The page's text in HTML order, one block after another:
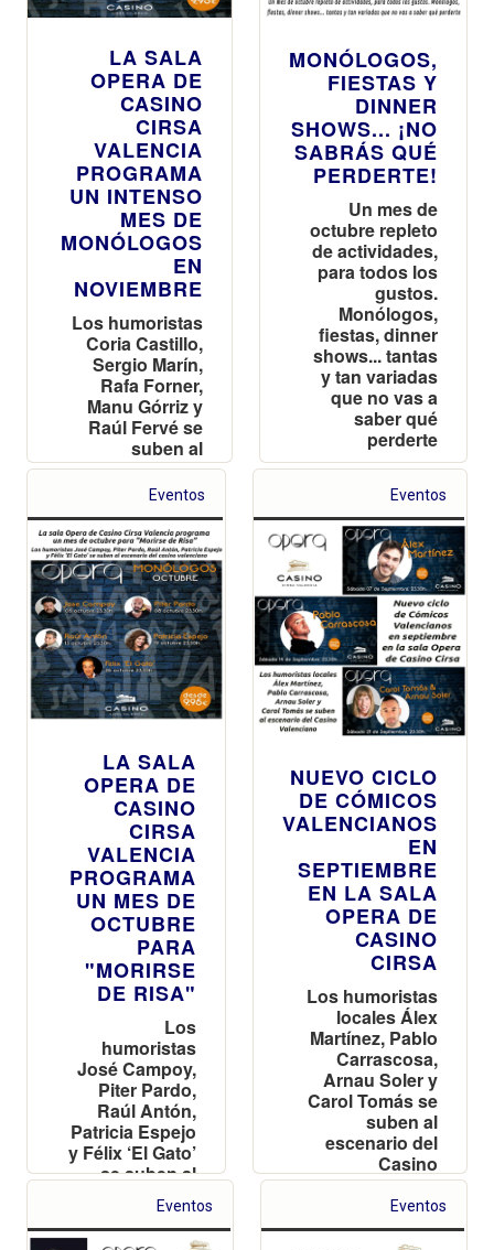
LA SALA
OPERA DE
CASINO
CIRSA
VALENCIA
PROGRAMA
UN INTENSO
MES DE
MONÓLOGOS
EN
NOVIEMBRE
Los humoristas
Coria Castillo,
Sergio Marín,
Rafa Forner,
Manu Górriz y
Raúl Fervé se
suben al
escenario del
casino
valenciano
MONÓLOGOS,
FIESTAS Y
DINNER
SHOWS... ¡NO
SABRÁS QUÉ
PERDERTE!
Un mes de
octubre repleto
de actividades,
para todos los
gustos.
Monólogos,
fiestas, dinner
shows... tantas
y tan variadas
que no vas a
saber qué
perderte
Eventos
LA SALA
OPERA DE
CASINO
CIRSA
VALENCIA
PROGRAMA
UN MES DE
OCTUBRE
PARA
"MORIRSE
DE RISA"
Los
humoristas
José Campoy,
Piter Pardo,
Raúl Antón,
Patricia Espejo
y Félix ‘El Gato’
se suben al
escenario del
casino
valenciano
Eventos
NUEVO CICLO
DE CÓMICOS
VALENCIANOS
EN
SEPTIEMBRE
EN LA SALA
OPERA DE
CASINO
CIRSA
Los humoristas
locales Álex
Martínez, Pablo
Carrascosa,
Arnau Soler y
Carol Tomás se
suben al
escenario del
Casino
Valenciano
Eventos Eventos